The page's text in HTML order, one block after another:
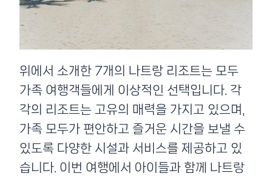
위에서 소개한 7개의 나트랑 리조트는 모두
가족 여행객들에게 이상적인 선택입니다. 각
각의 리조트는 고유의 매력을 가지고 있으며,
가족 모두가 편안하고 즐거운 시간을 보낼 수
있도록 다양한 시설과 서비스를 제공하고 있
습니다. 이번 여행에서 아이들과 함께 나트랑